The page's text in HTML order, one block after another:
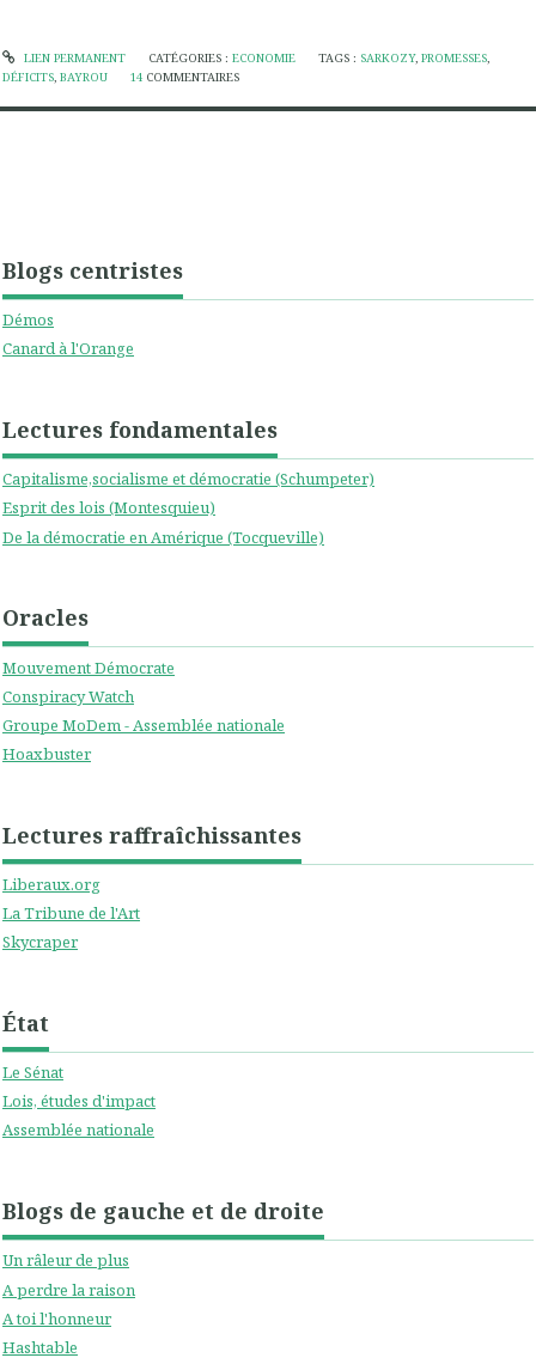
Blogs centristes
Démos
Canard à l'Orange
Lectures fondamentales
Capitalisme,socialisme et démocratie (Schumpeter)
Esprit des lois (Montesquieu)
De la démocratie en Amérique (Tocqueville)
Oracles
Mouvement Démocrate
Conspiracy Watch
Groupe MoDem - Assemblée nationale
Hoaxbuster
Lectures raffraîchissantes
Liberaux.org
La Tribune de l'Art
Skycraper
État
Le Sénat
Lois, études d'impact
Assemblée nationale
Blogs de gauche et de droite
Un râleur de plus
A perdre la raison
A toi l'honneur
Hashtable
LIEN PERMANENT CATÉGORIES : ECONOMIE TAGS : SARKOZY,PROMESSES
DÉFICITS BAYROU 14 COMMENTAIRES